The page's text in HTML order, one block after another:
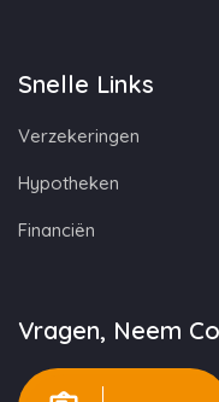
Snelle Links
Verzekeringen
Hypotheken
Financiën
Vragen, Neem